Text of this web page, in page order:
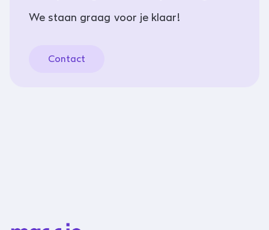
We staan graag voor je klaar!
Contact